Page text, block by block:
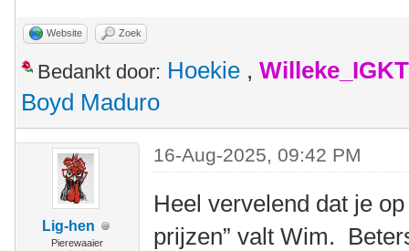
Website Zoek
Bedankt door: Hoekie , Willeke_IGKT
Boyd Maduro
Lig-hen
Pierewaaier
16-Aug-2025, 09:42 PM
Heel vervelend dat je
prijzen” valt Wim.